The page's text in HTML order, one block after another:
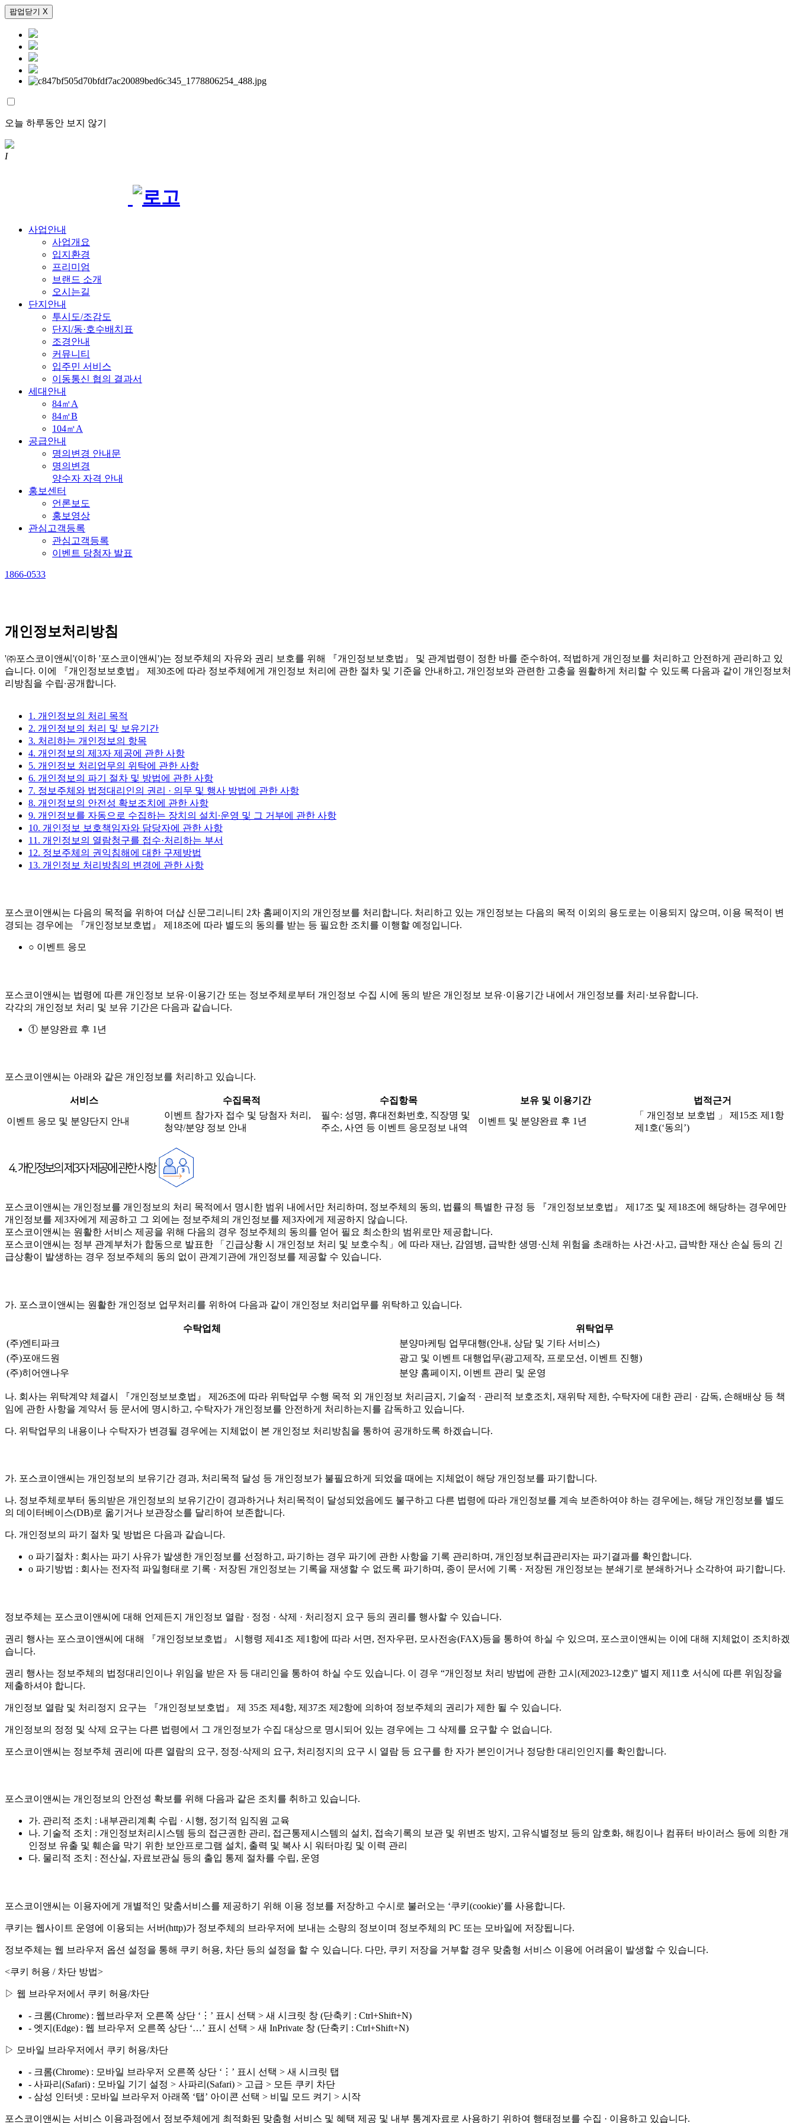
팝업닫기 X
오늘 하루동안 보지 않기
I
사업안내
사업개요
입지환경
프리미엄
브랜드 소개
오시는길
단지안내
투시도/조감도
단지/동·호수배치표
조경안내
커뮤니티
입주민 서비스
이동통신 협의 결과서
세대안내
84㎡A
84㎡B
104㎡A
공급안내
명의변경 안내문
명의변경
양수자 자격 안내
홍보센터
언론보도
홍보영상
관심고객등록
관심고객등록
이벤트 당첨자 발표
1866-0533
개인정보처리방침
'㈜포스코이앤씨'(이하 '포스코이앤씨')는 정보주체의 자유와 권리 보호를 위해 『개인정보보호법』 및 관계법령이 정한 바를 준수하여, 적법하게 개인정보를 처리하고 안전하게 관리하고 있
습니다. 이에 『개인정보보호법』 제30조에 따라 정보주체에게 개인정보 처리에 관한 절차 및 기준을 안내하고, 개인정보와 관련한 고충을 원활하게 처리할 수 있도록 다음과 같이 개인정보처
리방침을 수립∙공개합니다.
1. 개인정보의 처리 목적
2. 개인정보의 처리 및 보유기간
3. 처리하는 개인정보의 항목
4. 개인정보의 제3자 제공에 관한 사항
5. 개인정보 처리업무의 위탁에 관한 사항
6. 개인정보의 파기 절차 및 방법에 관한 사항
7. 정보주체와 법정대리인의 권리 · 의무 및 행사 방법에 관한 사항
8. 개인정보의 안전성 확보조치에 관한 사항
9. 개인정보를 자동으로 수집하는 장치의 설치∙운영 및 그 거부에 관한 사항
10. 개인정보 보호책임자와 담당자에 관한 사항
11. 개인정보의 열람청구를 접수·처리하는 부서
12. 정보주체의 권익침해에 대한 구제방법
13. 개인정보 처리방침의 변경에 관한 사항
포스코이앤씨는 다음의 목적을 위하여 더샵 신문그리니티 2차 홈페이지의 개인정보를 처리합니다. 처리하고 있는 개인정보는 다음의 목적 이외의 용도로는 이용되지 않으며, 이용 목적이 변
경되는 경우에는 『개인정보보호법』 제18조에 따라 별도의 동의를 받는 등 필요한 조치를 이행할 예정입니다.
○ 이벤트 응모
포스코이앤씨는 법령에 따른 개인정보 보유·이용기간 또는 정보주체로부터 개인정보 수집 시에 동의 받은 개인정보 보유·이용기간 내에서 개인정보를 처리·보유합니다.
각각의 개인정보 처리 및 보유 기간은 다음과 같습니다.
① 분양완료 후 1년
포스코이앤씨는 아래와 같은 개인정보를 처리하고 있습니다.
서비스 수집목적 수집항목 보유 및 이용기간 법적근거
이벤트 응모 및 분양단지 안내
이벤트 참가자 접수 및 당첨자 처리,
청약/분양 정보 안내
필수: 성명, 휴대전화번호, 직장명 및
주소, 사연 등 이벤트 응모정보 내역
이벤트 및 분양완료 후 1년
「 개인정보 보호법 」 제15조 제1항
제1호(‘동의’)
포스코이앤씨는 개인정보를 개인정보의 처리 목적에서 명시한 범위 내에서만 처리하며, 정보주체의 동의, 법률의 특별한 규정 등 『개인정보보호법』 제17조 및 제18조에 해당하는 경우에만
개인정보를 제3자에게 제공하고 그 외에는 정보주체의 개인정보를 제3자에게 제공하지 않습니다.
포스코이앤씨는 원활한 서비스 제공을 위해 다음의 경우 정보주체의 동의를 얻어 필요 최소한의 범위로만 제공합니다.
포스코이앤씨는 정부 관계부처가 합동으로 발표한 「긴급상황 시 개인정보 처리 및 보호수칙」에 따라 재난, 감염병, 급박한 생명·신체 위험을 초래하는 사건·사고, 급박한 재산 손실 등의 긴
급상황이 발생하는 경우 정보주체의 동의 없이 관계기관에 개인정보를 제공할 수 있습니다.
가. 포스코이앤씨는 원활한 개인정보 업무처리를 위하여 다음과 같이 개인정보 처리업무를 위탁하고 있습니다.
수탁업체
위탁업무
(주)엔티파크
분양마케팅 업무대행(안내, 상담 및 기타 서비스)
(주)포애드원
광고 및 이벤트 대행업무(광고제작, 프로모션, 이벤트 진행)
(주)히어앤나우
분양 홈페이지, 이벤트 관리 및 운영
나. 회사는 위탁계약 체결시 『개인정보보호법』 제26조에 따라 위탁업무 수행 목적 외 개인정보 처리금지, 기술적 · 관리적 보호조치, 재위탁 제한, 수탁자에 대한 관리 · 감독, 손해배상 등 책
임에 관한 사항을 계약서 등 문서에 명시하고, 수탁자가 개인정보를 안전하게 처리하는지를 감독하고 있습니다.
다. 위탁업무의 내용이나 수탁자가 변경될 경우에는 지체없이 본 개인정보 처리방침을 통하여 공개하도록 하겠습니다.
가. 포스코이앤씨는 개인정보의 보유기간 경과, 처리목적 달성 등 개인정보가 불필요하게 되었을 때에는 지체없이 해당 개인정보를 파기합니다.
나. 정보주체로부터 동의받은 개인정보의 보유기간이 경과하거나 처리목적이 달성되었음에도 불구하고 다른 법령에 따라 개인정보를 계속 보존하여야 하는 경우에는, 해당 개인정보를 별도
의 데이터베이스(DB)로 옮기거나 보관장소를 달리하여 보존합니다.
다. 개인정보의 파기 절차 및 방법은 다음과 같습니다.
o 파기절차 : 회사는 파기 사유가 발생한 개인정보를 선정하고, 파기하는 경우 파기에 관한 사항을 기록 관리하며, 개인정보취급관리자는 파기결과를 확인합니다.
o 파기방법 : 회사는 전자적 파일형태로 기록 · 저장된 개인정보는 기록을 재생할 수 없도록 파기하며, 종이 문서에 기록 · 저장된 개인정보는 분쇄기로 분쇄하거나 소각하여 파기합니다.
정보주체는 포스코이앤씨에 대해 언제든지 개인정보 열람 · 정정 · 삭제 · 처리정지 요구 등의 권리를 행사할 수 있습니다.
권리 행사는 포스코이앤씨에 대해 『개인정보보호법』 시행령 제41조 제1항에 따라 서면, 전자우편, 모사전송(FAX)등을 통하여 하실 수 있으며, 포스코이앤씨는 이에 대해 지체없이 조치하겠
습니다.
권리 행사는 정보주체의 법정대리인이나 위임을 받은 자 등 대리인을 통하여 하실 수도 있습니다. 이 경우 “개인정보 처리 방법에 관한 고시(제2023-12호)” 별지 제11호 서식에 따른 위임장을
제출하셔야 합니다.
개인정보 열람 및 처리정지 요구는 『개인정보보호법』 제 35조 제4항, 제37조 제2항에 의하여 정보주체의 권리가 제한 될 수 있습니다.
개인정보의 정정 및 삭제 요구는 다른 법령에서 그 개인정보가 수집 대상으로 명시되어 있는 경우에는 그 삭제를 요구할 수 없습니다.
포스코이앤씨는 정보주체 권리에 따른 열람의 요구, 정정·삭제의 요구, 처리정지의 요구 시 열람 등 요구를 한 자가 본인이거나 정당한 대리인인지를 확인합니다.
포스코이앤씨는 개인정보의 안전성 확보를 위해 다음과 같은 조치를 취하고 있습니다.
가. 관리적 조치 : 내부관리계획 수립 · 시행, 정기적 임직원 교육
나. 기술적 조치 : 개인정보처리시스템 등의 접근권한 관리, 접근통제시스템의 설치, 접속기록의 보관 및 위변조 방지, 고유식별정보 등의 암호화, 해킹이나 컴퓨터 바이러스 등에 의한 개
인정보 유출 및 훼손을 막기 위한 보안프로그램 설치, 출력 및 복사 시 워터마킹 및 이력 관리
다. 물리적 조치 : 전산실, 자료보관실 등의 출입 통제 절차를 수립, 운영
포스코이앤씨는 이용자에게 개별적인 맞춤서비스를 제공하기 위해 이용 정보를 저장하고 수시로 불러오는 ‘쿠키(cookie)’를 사용합니다.
쿠키는 웹사이트 운영에 이용되는 서버(http)가 정보주체의 브라우저에 보내는 소량의 정보이며 정보주체의 PC 또는 모바일에 저장됩니다.
정보주체는 웹 브라우저 옵션 설정을 통해 쿠키 허용, 차단 등의 설정을 할 수 있습니다. 다만, 쿠키 저장을 거부할 경우 맞춤형 서비스 이용에 어려움이 발생할 수 있습니다.
<쿠키 허용 / 차단 방법>
▷ 웹 브라우저에서 쿠키 허용/차단
- 크롬(Chrome) : 웹브라우저 오른쪽 상단 ‘⋮’ 표시 선택 > 새 시크릿 창 (단축키 : Ctrl+Shift+N)
- 엣지(Edge) : 웹 브라우저 오른쪽 상단 ‘…’ 표시 선택 > 새 InPrivate 창 (단축키 : Ctrl+Shift+N)
▷ 모바일 브라우저에서 쿠키 허용/차단
- 크롬(Chrome) : 모바일 브라우저 오른쪽 상단 ‘⋮’ 표시 선택 > 새 시크릿 탭
- 사파리(Safari) : 모바일 기기 설정 > 사파리(Safari) > 고급 > 모든 쿠키 차단
- 삼성 인터넷 : 모바일 브라우저 아래쪽 ‘탭’ 아이콘 선택 > 비밀 모드 켜기 > 시작
포스코이앤씨는 서비스 이용과정에서 정보주체에게 최적화된 맞춤형 서비스 및 혜택 제공 및 내부 통계자료로 사용하기 위하여 행태정보를 수집 · 이용하고 있습니다.